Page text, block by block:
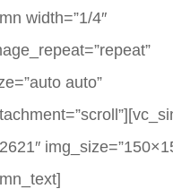
width=”1/4″
auto”